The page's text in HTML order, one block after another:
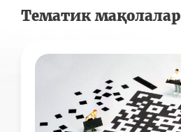
Тематик мақолалар